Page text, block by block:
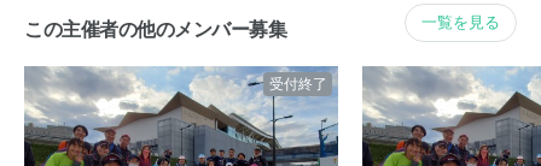
この主催者の他のメンバー募集 一覧を見る
受付終了